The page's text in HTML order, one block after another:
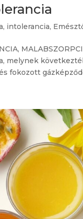
intolerancia,
melynek
fokozott